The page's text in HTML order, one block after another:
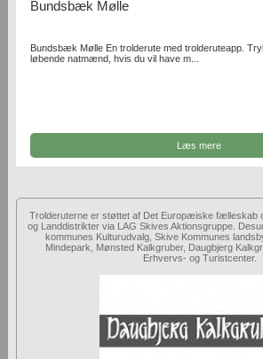
Bundsbæk Mølle
Bundsbæk Mølle En trolderute med trolderuteapp.
løbende natmænd, hvis du vil have m...
Læs mere
Trolderuterne er støttet af Det Europæiske fælleskab
og Landdistrikter via LAG Skives Aktionsgruppe.
kommunes Kulturudvalg, Skive Kommunes
Mindepark, Mønsted Kalkgruber, Daugbjerg
Erhvervs- og Turistcenter.